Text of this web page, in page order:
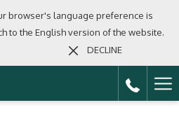
browser's language preference is
to the English version of the website.
DECLINE